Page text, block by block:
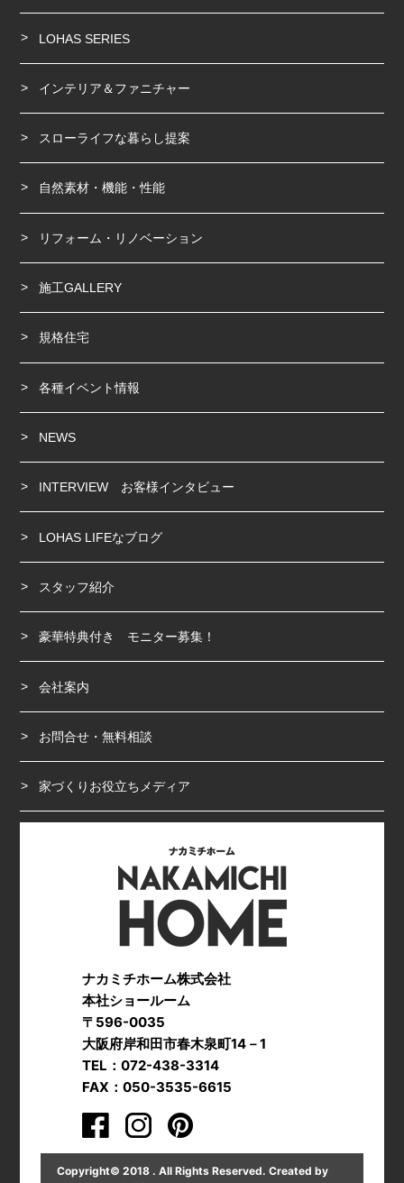
LOHAS SERIES
インテリア＆ファニチャー
スローライフな暮らし提案
自然素材・機能・性能
リフォーム・リノベーション
施工GALLERY
規格住宅
各種イベント情報
NEWS
INTERVIEW お客様インタビュー
LOHAS LIFEなブログ
スタッフ紹介
豪華特典付き モニター募集！
会社案内
お問合せ・無料相談
家づくりお役立ちメディア
ナカミチホーム株式会社
本社ショールーム
〒596-0035
大阪府岸和田市春木泉町14－1
TEL：072-438-3314
FAX：050-3535-6615
Copyright© 2018 . All Rights Reserved. Created by